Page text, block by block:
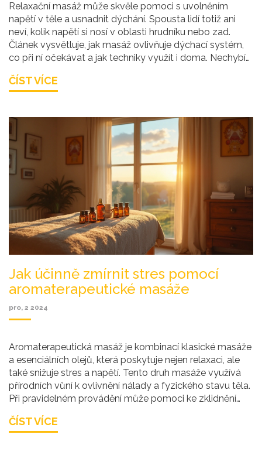
Relaxační masáž může skvěle pomoci s uvolněním
napětí v těle a usnadnit dýchání. Spousta lidí totiž ani
neví, kolik napětí si nosí v oblasti hrudníku nebo zad.
Článek vysvětluje, jak masáž ovlivňuje dýchací systém,
co při ní očekávat a jak techniky využít i doma. Nechybí
maséra. Kromě praktických rad najdete i pár zajímavostí,
ČÍST VÍCE
Jak účinně zmírnit stres pomocí
aromaterapeutické masáže
pro, 2 2024
Aromaterapeutická masáž je kombinací klasické masáže
a esenciálních olejů, která poskytuje nejen relaxaci, ale
také snižuje stres a napětí. Tento druh masáže využívá
přírodních vůní k ovlivnění nálady a fyzického stavu těla.
Při pravidelném provádění může pomoci ke zklidnění
pro ty, kteří hledají přírodní cestu ke zlepšení duševního i
ČÍST VÍCE